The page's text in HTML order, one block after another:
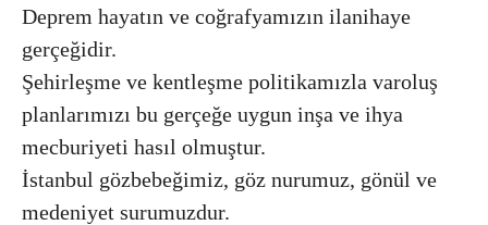
Deprem hayatın ve coğrafyamızın ilanihaye
gerçeğidir.
Şehirleşme ve kentleşme politikamızla varoluş
planlarımızı bu gerçeğe uygun inşa ve ihya
mecburiyeti hasıl olmuştur.
İstanbul gözbebeğimiz, göz nurumuz, gönül ve
medeniyet surumuzdur.